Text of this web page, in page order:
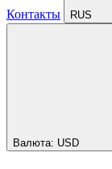
Контакты RUS
Валюта: USD